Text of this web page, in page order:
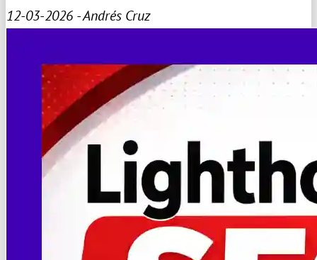
12-03-2026 - Andrés Cruz